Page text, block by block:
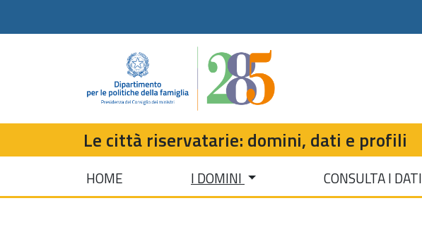
Le città riservatarie: domini, dati e profili
HOME I DOMINI CONSULTA I DATI